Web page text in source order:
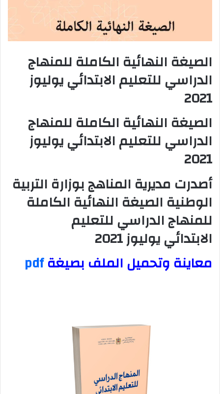
الصيغة النهائية الكاملة للمنهاج
الدراسي للتعليم الابتدائي يوليوز
2021
الصيغة النهائية الكاملة للمنهاج
الدراسي للتعليم الابتدائي يوليوز
2021
أصدرت مديرية المناهج بوزارة التربية
الوطنية الصيغة النهائية الكاملة
للمنهاج الدراسي للتعليم
الابتدائي يوليوز 2021
معاينة وتحميل الملف بصيغةpdf